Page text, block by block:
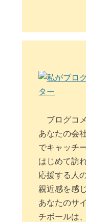
ブログコ
あなたの会
でキャッチ
はじめて訪
応援する人
親近感を感
あなたのサ
チボールは